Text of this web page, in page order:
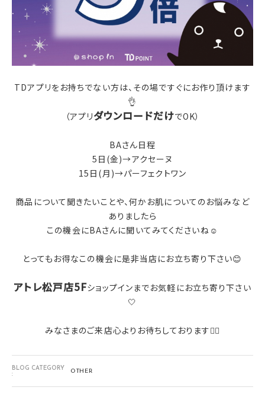
TDアプリをお持ちでない方は、その場ですぐにお作り頂けます
👌
（アプリダウンロードだけでOK）
BAさん日程
5日(金)→アクセーヌ
15日(月)→パーフェクトワン
商品について聞きたいことや、何かお肌についてのお悩みなど
ありましたら
この機会にBAさんに聞いてみてくださいね☺️
とってもお得なこの機会に是非当店にお立ち寄り下さい😊
アトレ松戸店5Fショップインまでお気軽にお立ち寄り下さい
🤍
みなさまのご来店心よりお待ちしております🙇‍♀️
BLOG CATEGORY
:
OTHER